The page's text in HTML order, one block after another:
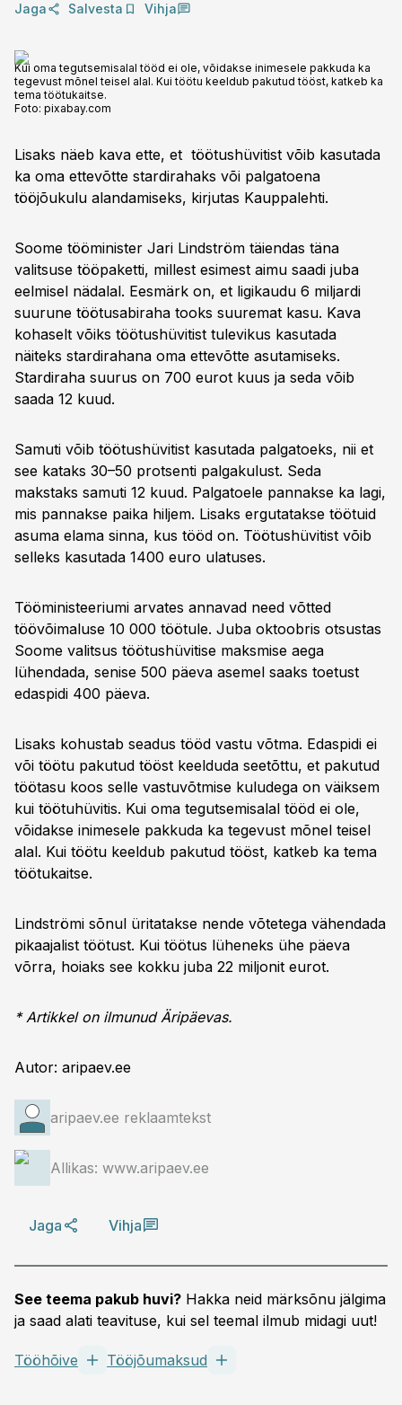
Jaga Salvesta Vihja
Kui oma tegutsemisalal tööd ei ole, võidakse inimesele pakkuda ka
tegevust mõnel teisel alal. Kui töötu keeldub pakutud tööst, katkeb ka
tema töötukaitse.
Foto: pixabay.com
Lisaks näeb kava ette, et töötushüvitist võib kasutada
ka oma ettevõtte stardirahaks või palgatoena
tööjõukulu alandamiseks, kirjutas Kauppalehti.
Soome tööminister Jari Lindström täiendas täna
valitsuse tööpaketti, millest esimest aimu saadi juba
eelmisel nädalal. Eesmärk on, et ligikaudu 6 miljardi
suurune töötusabiraha tooks suuremat kasu. Kava
kohaselt võiks töötushüvitist tulevikus kasutada
näiteks stardirahana oma ettevõtte asutamiseks.
Stardiraha suurus on 700 eurot kuus ja seda võib
saada 12 kuud.
Samuti võib töötushüvitist kasutada palgatoeks, nii et
see kataks 30–50 protsenti palgakulust. Seda
makstaks samuti 12 kuud. Palgatoele pannakse ka lagi,
mis pannakse paika hiljem. Lisaks ergutatakse töötuid
asuma elama sinna, kus tööd on. Töötushüvitist võib
selleks kasutada 1400 euro ulatuses.
Tööministeeriumi arvates annavad need võtted
töövõimaluse 10 000 töötule. Juba oktoobris otsustas
Soome valitsus töötushüvitise maksmise aega
lühendada, senise 500 päeva asemel saaks toetust
edaspidi 400 päeva.
Lisaks kohustab seadus tööd vastu võtma. Edaspidi ei
või töötu pakutud tööst keelduda seetõttu, et pakutud
töötasu koos selle vastuvõtmise kuludega on väiksem
kui töötuhüvitis. Kui oma tegutsemisalal tööd ei ole,
võidakse inimesele pakkuda ka tegevust mõnel teisel
alal. Kui töötu keeldub pakutud tööst, katkeb ka tema
töötukaitse.
Lindströmi sõnul üritatakse nende võtetega vähendada
pikaajalist töötust. Kui töötus lüheneks ühe päeva
võrra, hoiaks see kokku juba 22 miljonit eurot.
* Artikkel on ilmunud Äripäevas.
Autor: aripaev.ee
aripaev.ee reklaamtekst
Allikas: www.aripaev.ee
Jaga Vihja
See teema pakub huvi? Hakka neid märksõnu jälgima
ja saad alati teavituse, kui sel teemal ilmub midagi uut!
Tööhõive Tööjõumaksud